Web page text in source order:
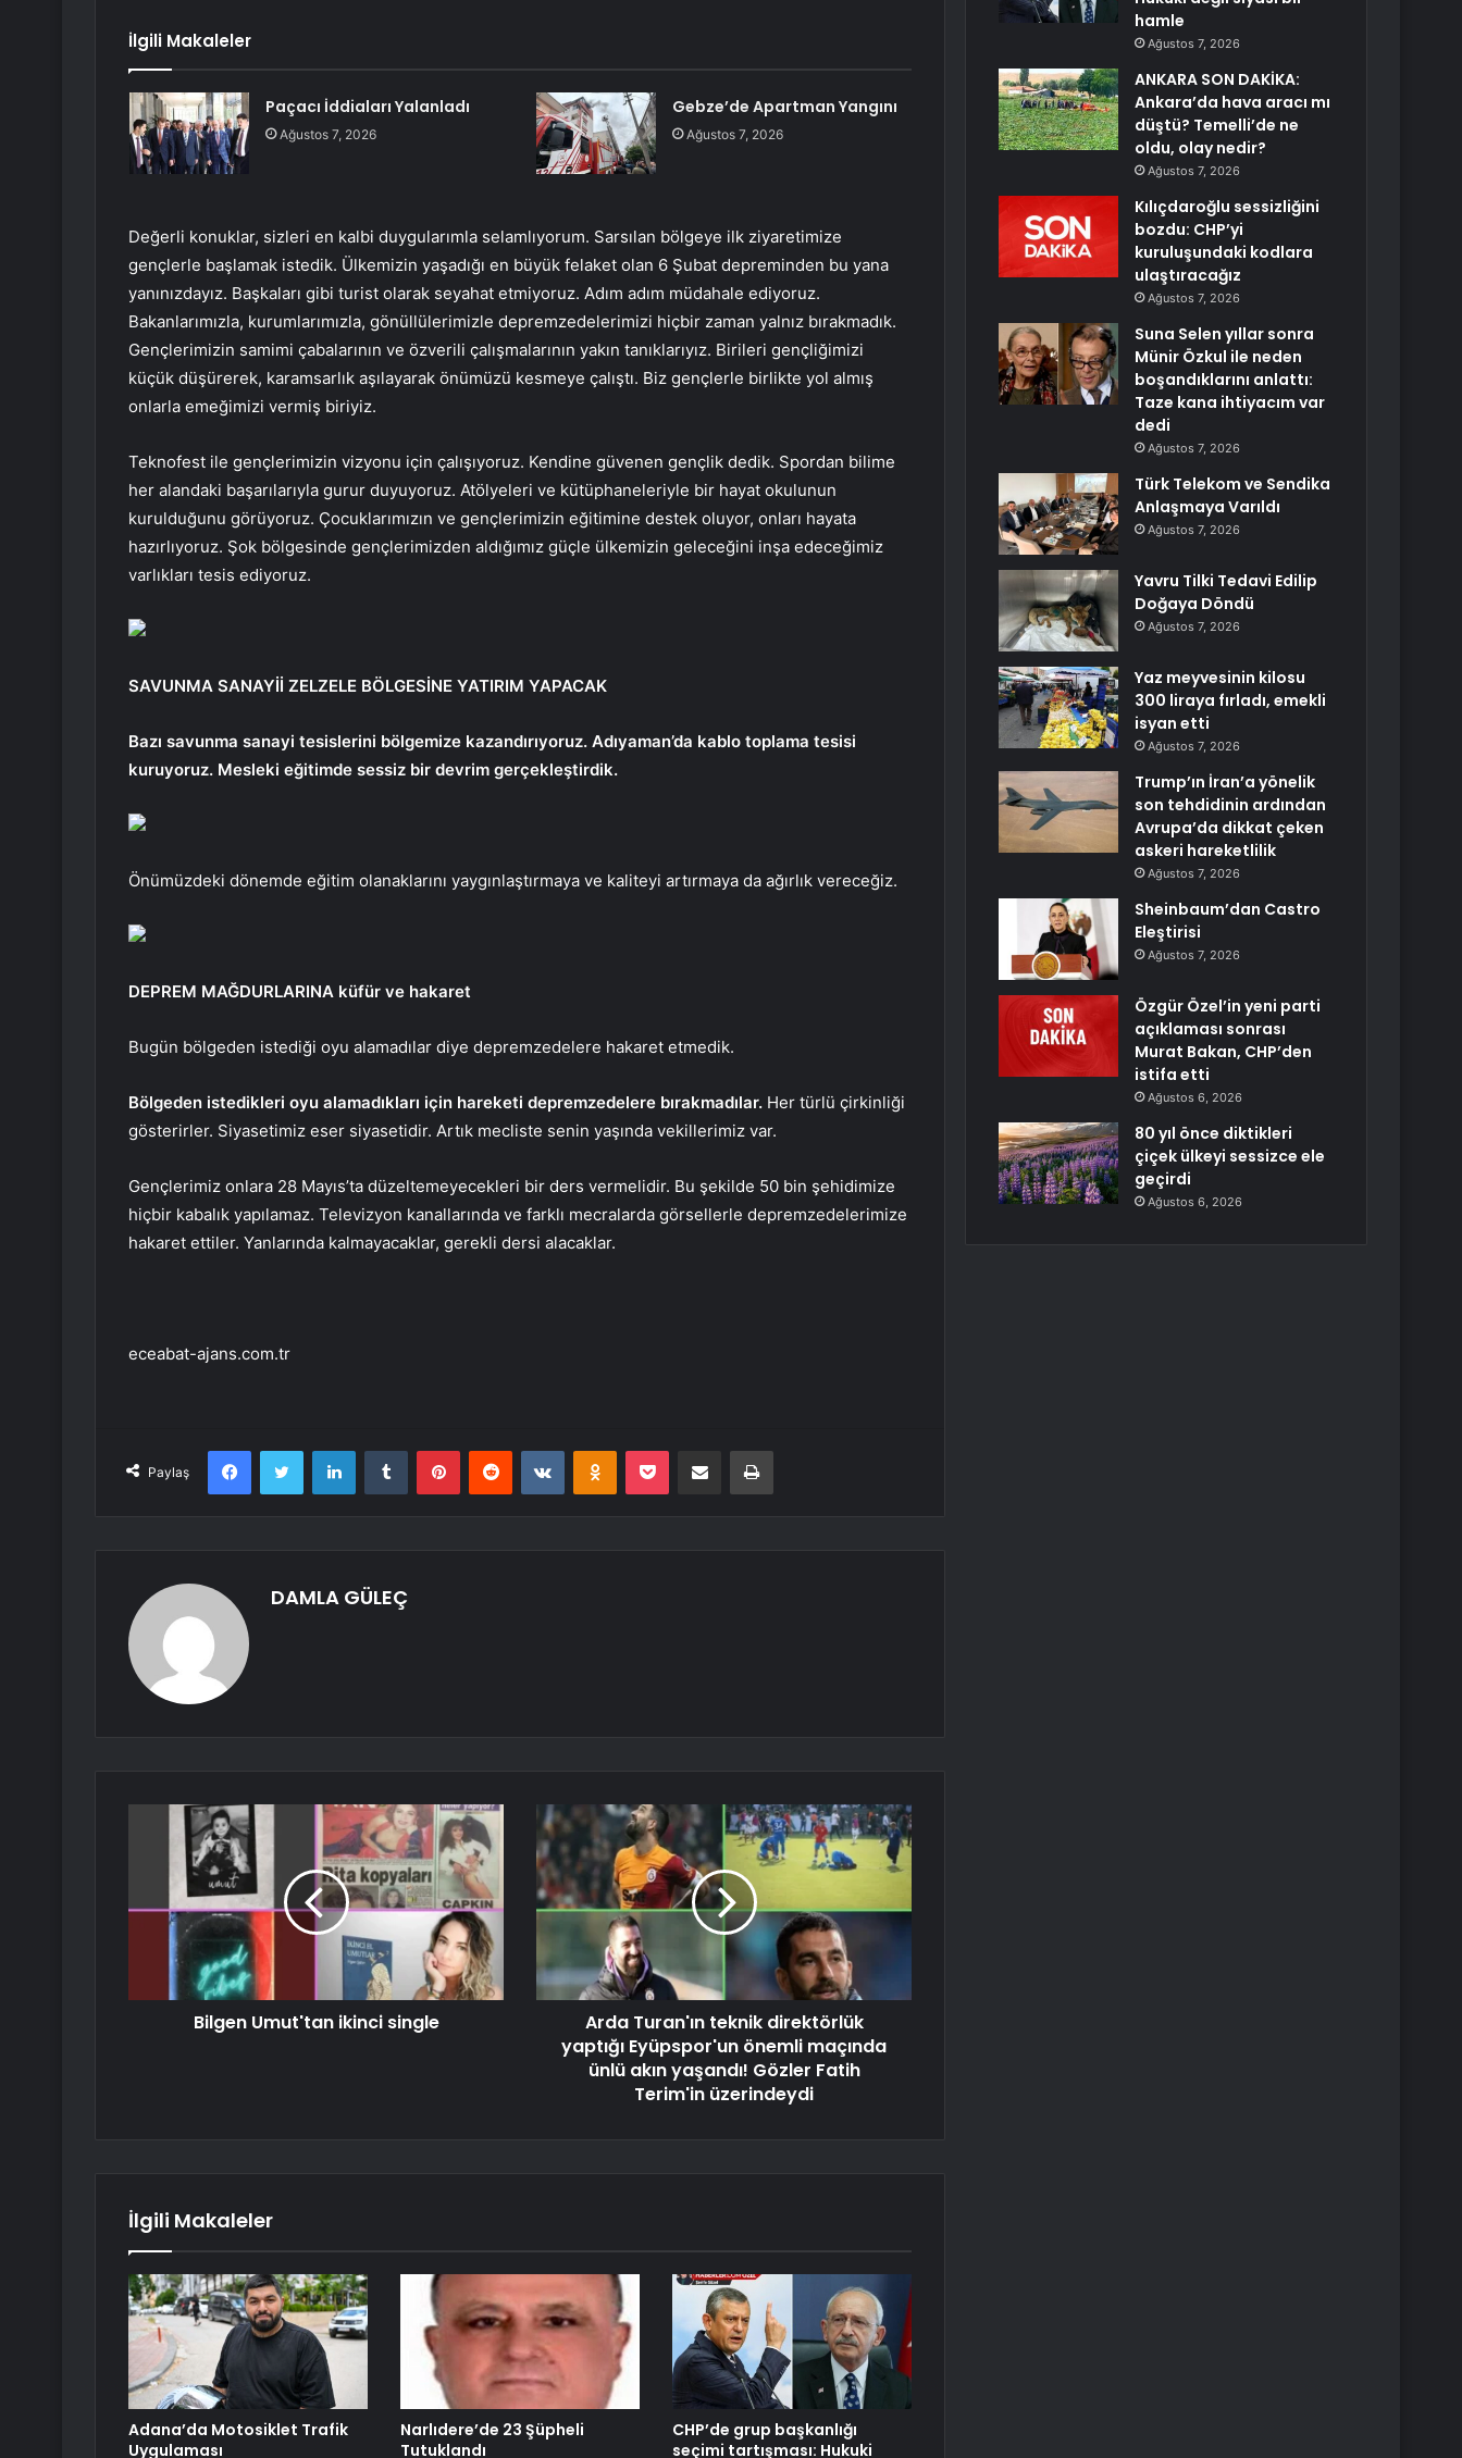
İlgili Makaleler
Paçacı İddiaları Yalanladı
Ağustos 7, 2026
Gebze’de Apartman Yangını
Ağustos 7, 2026
Değerli konuklar, sizleri en kalbi duygularımla selamlıyorum. Sarsılan bölgeye ilk ziyaretimize
gençlerle başlamak istedik. Ülkemizin yaşadığı en büyük felaket olan 6 Şubat depreminden bu yana
yanınızdayız. Başkaları gibi turist olarak seyahat etmiyoruz. Adım adım müdahale ediyoruz.
Bakanlarımızla, kurumlarımızla, gönüllülerimizle depremzedelerimizi hiçbir zaman yalnız bırakmadık.
Gençlerimizin samimi çabalarının ve özverili çalışmalarının yakın tanıklarıyız. Birileri gençliğimizi
küçük düşürerek, karamsarlık aşılayarak önümüzü kesmeye çalıştı. Biz gençlerle birlikte yol almış
onlarla emeğimizi vermiş biriyiz.
Teknofest ile gençlerimizin vizyonu için çalışıyoruz. Kendine güvenen gençlik dedik. Spordan bilime
her alandaki başarılarıyla gurur duyuyoruz. Atölyeleri ve kütüphaneleriyle bir hayat okulunun
kurulduğunu görüyoruz. Çocuklarımızın ve gençlerimizin eğitimine destek oluyor, onları hayata
hazırlıyoruz. Şok bölgesinde gençlerimizden aldığımız güçle ülkemizin geleceğini inşa edeceğimiz
varlıkları tesis ediyoruz.
SAVUNMA SANAYİİ ZELZELE BÖLGESİNE YATIRIM YAPACAK
Bazı savunma sanayi tesislerini bölgemize kazandırıyoruz. Adıyaman’da kablo toplama tesisi
kuruyoruz. Mesleki eğitimde sessiz bir devrim gerçekleştirdik.
Önümüzdeki dönemde eğitim olanaklarını yaygınlaştırmaya ve kaliteyi artırmaya da ağırlık vereceğiz.
DEPREM MAĞDURLARINA küfür ve hakaret
Bugün bölgeden istediği oyu alamadılar diye depremzedelere hakaret etmedik.
Bölgeden istedikleri oyu alamadıkları için hareketi depremzedelere bırakmadılar. Her türlü çirkinliği
gösterirler. Siyasetimiz eser siyasetidir. Artık mecliste senin yaşında vekillerimiz var.
Gençlerimiz onlara 28 Mayıs’ta düzeltemeyecekleri bir ders vermelidir. Bu şekilde 50 bin şehidimize
hiçbir kabalık yapılamaz. Televizyon kanallarında ve farklı mecralarda görsellerle depremzedelerimize
hakaret ettiler. Yanlarında kalmayacaklar, gerekli dersi alacaklar.
eceabat-ajans.com.tr
Paylaş
FacebookTwitter LinkedInTumblr PinterestReddit VKontakteOdnoklassniki
Pocket E-Posta ile paylaş Yazdır
DAMLA GÜLEÇ
Bilgen Umut'tan ikinci single
Arda Turan'ın teknik direktörlük
yaptığı Eyüpspor'un önemli maçında
ünlü akın yaşandı! Gözler Fatih
Terim'in üzerindeydi
İlgili Makaleler
Adana’da Motosiklet Trafik
Uygulaması
Narlıdere’de 23 Şüpheli
Tutuklandı
CHP’de grup başkanlığı
seçimi tartışması: Hukuki
hamle
Ağustos 7, 2026
ANKARA SON DAKİKA:
Ankara’da hava aracı mı
düştü? Temelli’de ne
oldu, olay nedir?
Ağustos 7, 2026
Kılıçdaroğlu sessizliğini
bozdu: CHP’yi
kuruluşundaki kodlara
ulaştıracağız
Ağustos 7, 2026
Suna Selen yıllar sonra
Münir Özkul ile neden
boşandıklarını anlattı:
Taze kana ihtiyacım var
dedi
Ağustos 7, 2026
Türk Telekom ve Sendika
Anlaşmaya Varıldı
Ağustos 7, 2026
Yavru Tilki Tedavi Edilip
Doğaya Döndü
Ağustos 7, 2026
Yaz meyvesinin kilosu
300 liraya fırladı, emekli
isyan etti
Ağustos 7, 2026
Trump’ın İran’a yönelik
son tehdidinin ardından
Avrupa’da dikkat çeken
askeri hareketlilik
Ağustos 7, 2026
Sheinbaum’dan Castro
Eleştirisi
Ağustos 7, 2026
Özgür Özel’in yeni parti
açıklaması sonrası
Murat Bakan, CHP’den
istifa etti
Ağustos 6, 2026
80 yıl önce diktikleri
çiçek ülkeyi sessizce ele
geçirdi
Ağustos 6, 2026